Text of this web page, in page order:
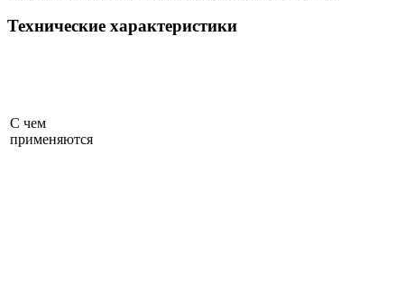
Технические характеристики
С чем
применяются